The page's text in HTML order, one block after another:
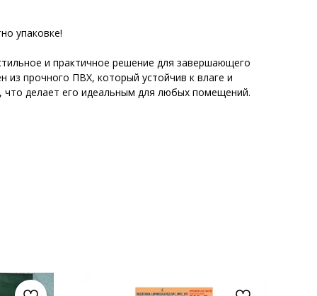
упаковке!
и практичное решение для завершающего
из прочного ПВХ, который устойчив к влаге и
делает его идеальным для любых помещений.